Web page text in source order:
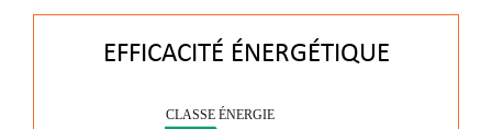
EFFICACITÉ ÉNERGÉTIQUE